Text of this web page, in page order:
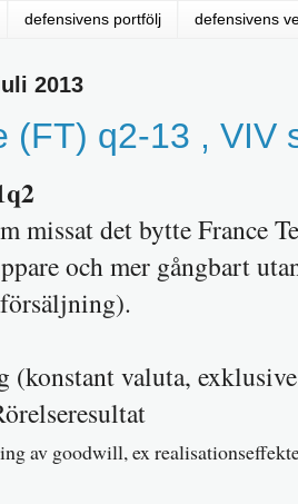
defensivens portfölj defensivens
2013
(FT) q2-13 , VIV
missat det bytte France
och mer gångbart
(konstant valuta,
av goodwill, ex